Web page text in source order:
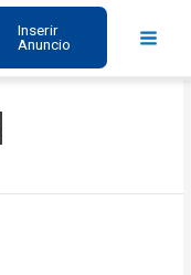
Inserir
Anuncio